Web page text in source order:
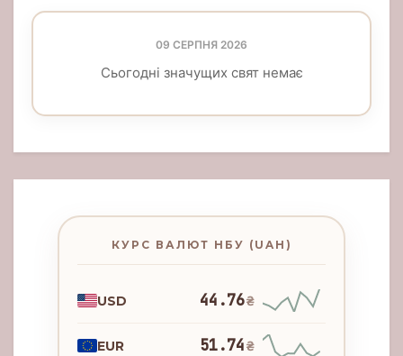
09 СЕРПНЯ 2026
Сьогодні значущих свят немає
КУРС ВАЛЮТ НБУ (UAH)
USD 44.76₴
EUR 51.74₴